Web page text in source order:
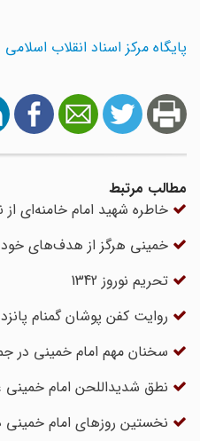
پایگاه مرکز اسناد انقلاب اسلامی
مطالب مرتبط
خاطره شهید امام خامنه‌ای از
خمینی هرگز از هدف‌های خود
تحریم نوروز 1342
روایت کفن پوشان گمنام پانزده
سخنان مهم امام خمینی در جمع
نطق شدیداللحن امام خمینی
نخستین روزهای امام خمینی در